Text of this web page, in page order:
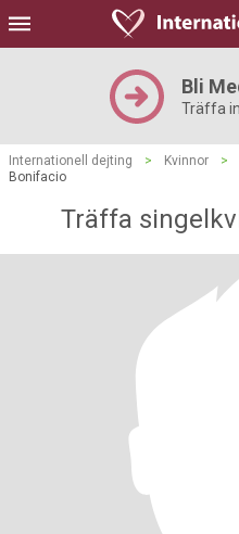
Bli
Träffa
Internationell dejting > Kvinnor >
Bonifacio
Träffa